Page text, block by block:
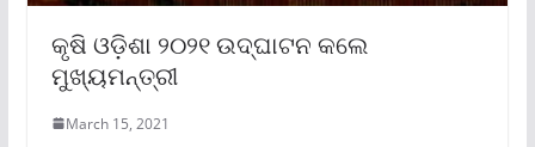
କୃଷି ଓଡ଼ିଶା ୨୦୨୧ ଉଦ୍‌ଘାଟନ କଲେ
ମୁଖ୍ୟମନ୍ତ୍ରୀ
March 15, 2021